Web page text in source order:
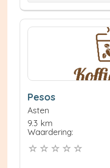
Pesos
Asten
9.3 km
Waardering: